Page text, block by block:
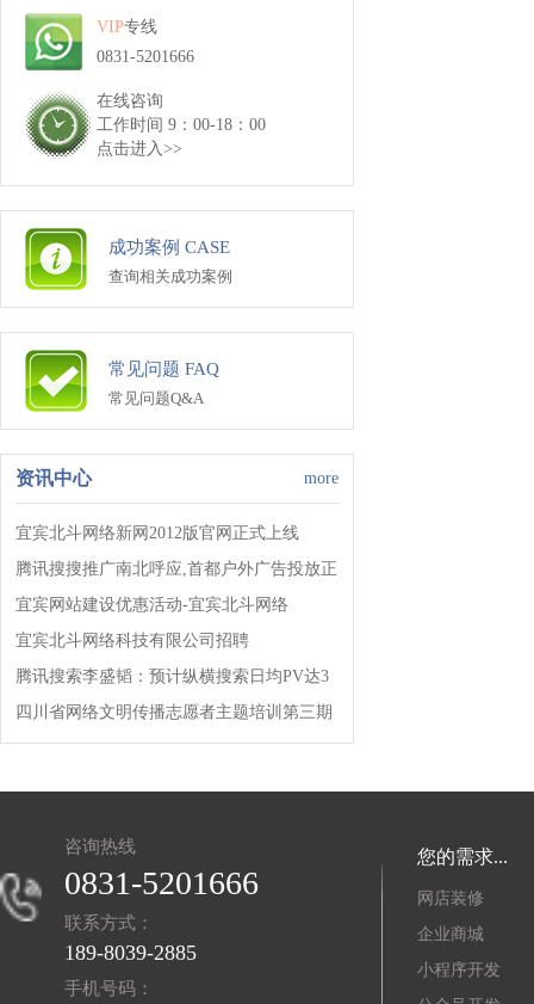
VIP专线
0831-5201666
在线咨询
工作时间 9：00-18：00
点击进入>>
成功案例 CASE
查询相关成功案例
常见问题 FAQ
常见问题Q&A
资讯中心 more
宜宾北斗网络新网2012版官网正式上线
腾讯搜搜推广南北呼应,首都户外广告投放正
式启动!!!
宜宾网站建设优惠活动-宜宾北斗网络
宜宾北斗网络科技有限公司招聘
腾讯搜索李盛韬：预计纵横搜索日均PV达3
亿!
四川省网络文明传播志愿者主题培训第三期
开班!
咨询热线
0831-5201666
联系方式：
189-8039-2885
手机号码：
您的需求...
网店装修
企业商城
小程序开发